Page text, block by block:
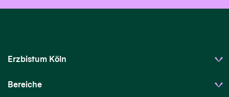
Erzbistum Köln
Bereiche